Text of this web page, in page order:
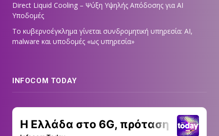
Direct Liquid Cooling – Ψύξη Υψηλής Απόδοσης για AI
Υποδομές
Το κυβερνοέγκλημα γίνεται συνδρομητική υπηρεσία: AI,
malware και υποδομές «ως υπηρεσία»
INFOCOM TODAY